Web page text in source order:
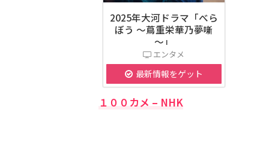
2025年大河ドラマ「べら
ぼう ～蔦重栄華乃夢噺
～」
エンタメ
最新情報をゲット
１００カメ – NHK